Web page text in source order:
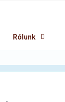
Rólunk